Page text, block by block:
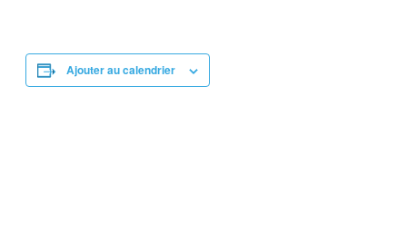
Ajouter au calendrier